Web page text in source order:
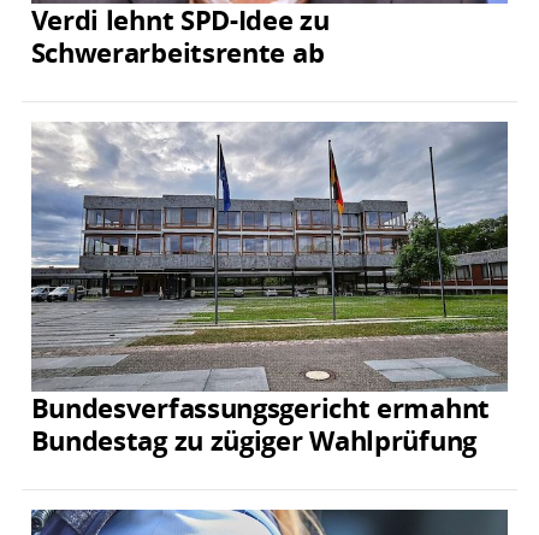
Verdi lehnt SPD-Idee zu
Schwerarbeitsrente ab
Bundesverfassungsgericht ermahnt
Bundestag zu zügiger Wahlprüfung